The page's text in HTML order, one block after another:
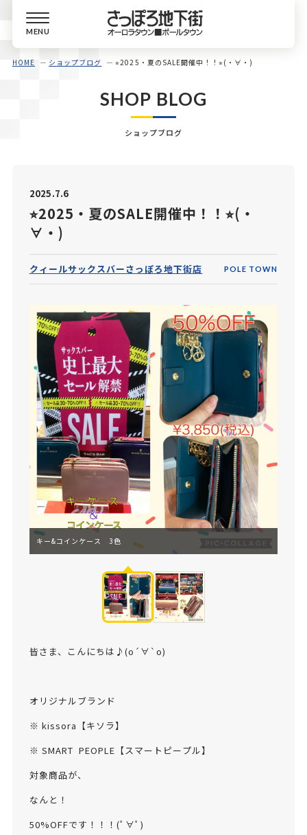
MENU
HOME ショップブログ ⭐︎2025・夏のSALE開催中！！⭐︎(・∀・)
SHOP BLOG
ショップブログ
2025.7.6
⭐︎2025・夏のSALE開催中！！⭐︎(・
∀・)
クィールサックスバーさっぽろ地下街店 POLE TOWN
キー&コインケース 3色
皆さま、こんにちは♪(о´∀`о)
オリジナルブランド
※ kissora【キソラ】
※ SMART PEOPLE【スマートピープル】
対象商品が、
なんと！
50%OFFです！！！(ﾟ∀ﾟ)